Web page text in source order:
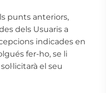
punts anteriors,
dels Usuaris a
indicades en
fer-ho, se li
el seu